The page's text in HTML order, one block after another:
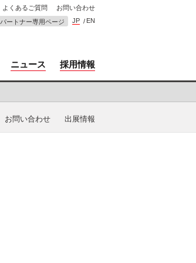
ニュース 採用情報
よくあるご質問
お問い合わせ
パートナー専用ページ
JP EN
お問い合わせ 出展情報